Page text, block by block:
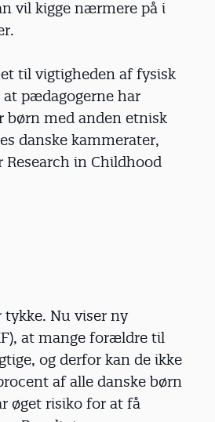
vil kigge nærmere på i
til vigtigheden af fysisk
pædagogerne har
børn med anden etnisk
danske kammerater,
Research in Childhood
Nu viser ny
at mange forældre til
og derfor kan de ikke
af alle danske børn
øget risiko for at få